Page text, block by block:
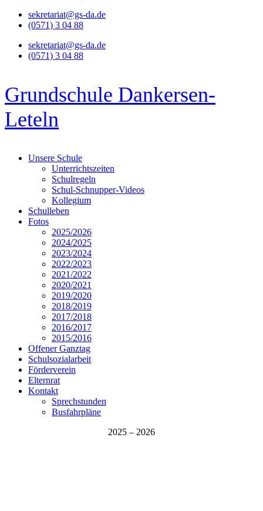
sekretariat@gs-da.de
(0571) 3 04 88
sekretariat@gs-da.de
(0571) 3 04 88
Grundschule Dankersen-
Leteln
Unsere Schule
Unterrichtszeiten
Schulregeln
Schul-Schnupper-Videos
Kollegium
Schulleben
Fotos
2025/2026
2024/2025
2023/2024
2022/2023
2021/2022
2020/2021
2019/2020
2018/2019
2017/2018
2016/2017
2015/2016
Offener Ganztag
Schulsozialarbeit
Förderverein
Elternrat
Kontakt
Sprechstunden
Busfahrpläne
2025 – 2026